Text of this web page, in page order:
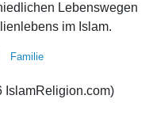
Lebenswegen
im Islam.
Familie
IslamReligion.com)